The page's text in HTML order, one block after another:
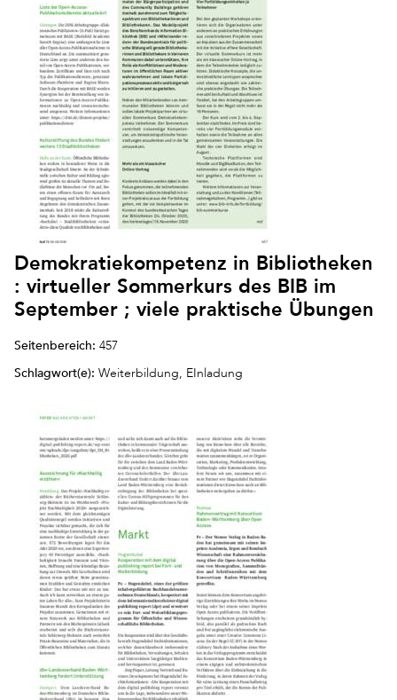
Demokratiekompetenz in Bibliotheken
: virtueller Sommerkurs des BIB im
September ; viele praktische Übungen
Seitenbereich: 457
Schlagwort(e): Weiterbildung, EInladung